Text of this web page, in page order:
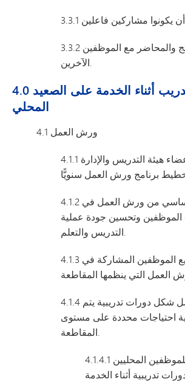
3.3.2 مشاركة النتائج والمحاضر مع الموظفين
الآخرين.
4.0 أنشطة التدريب أثناء الخدمة على الصعيد
المحلي
4.1 ورش العمل
4.1.1 يجب أن يقوم أعضاء هيئة التدريس والإدارة
4.1.2 يتمثل الهدف الأساسي من ورش العمل في
الموظفين وتحسين جودة عملية
التدريس والتعلم.
4.1.3 يجب على جميع الموظفين المشاركة في
4.1.4 قد تتخذ ورش العمل شكل دورات تدريبية يتم
احتياجات محددة على مستوى
المقاطعة.
4.1.4.1 يجب أن يُدفع أجر للموظفين المحليين
تدريبية أثناء الخدمة